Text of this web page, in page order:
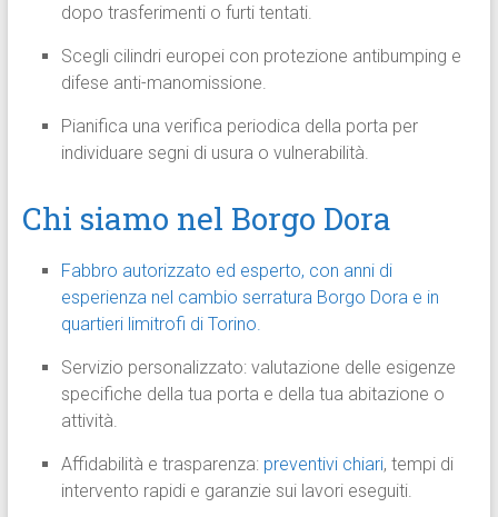
dopo trasferimenti o furti tentati.
Scegli cilindri europei con protezione antibumping e
difese anti-manomissione.
Pianifica una verifica periodica della porta per
individuare segni di usura o vulnerabilità.
Chi siamo nel Borgo Dora
Fabbro autorizzato ed esperto, con anni di
esperienza nel cambio serratura Borgo Dora e in
quartieri limitrofi di Torino.
Servizio personalizzato: valutazione delle esigenze
specifiche della tua porta e della tua abitazione o
attività.
Affidabilità e trasparenza: preventivi chiari, tempi di
intervento rapidi e garanzie sui lavori eseguiti.